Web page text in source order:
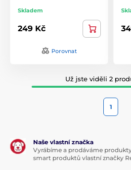
Skladem
249 Kč
Porovnat
Už jste viděli 2
1
Naše vlastní značka
Vyrábíme a prodáváme
smart produktů vlastní značky